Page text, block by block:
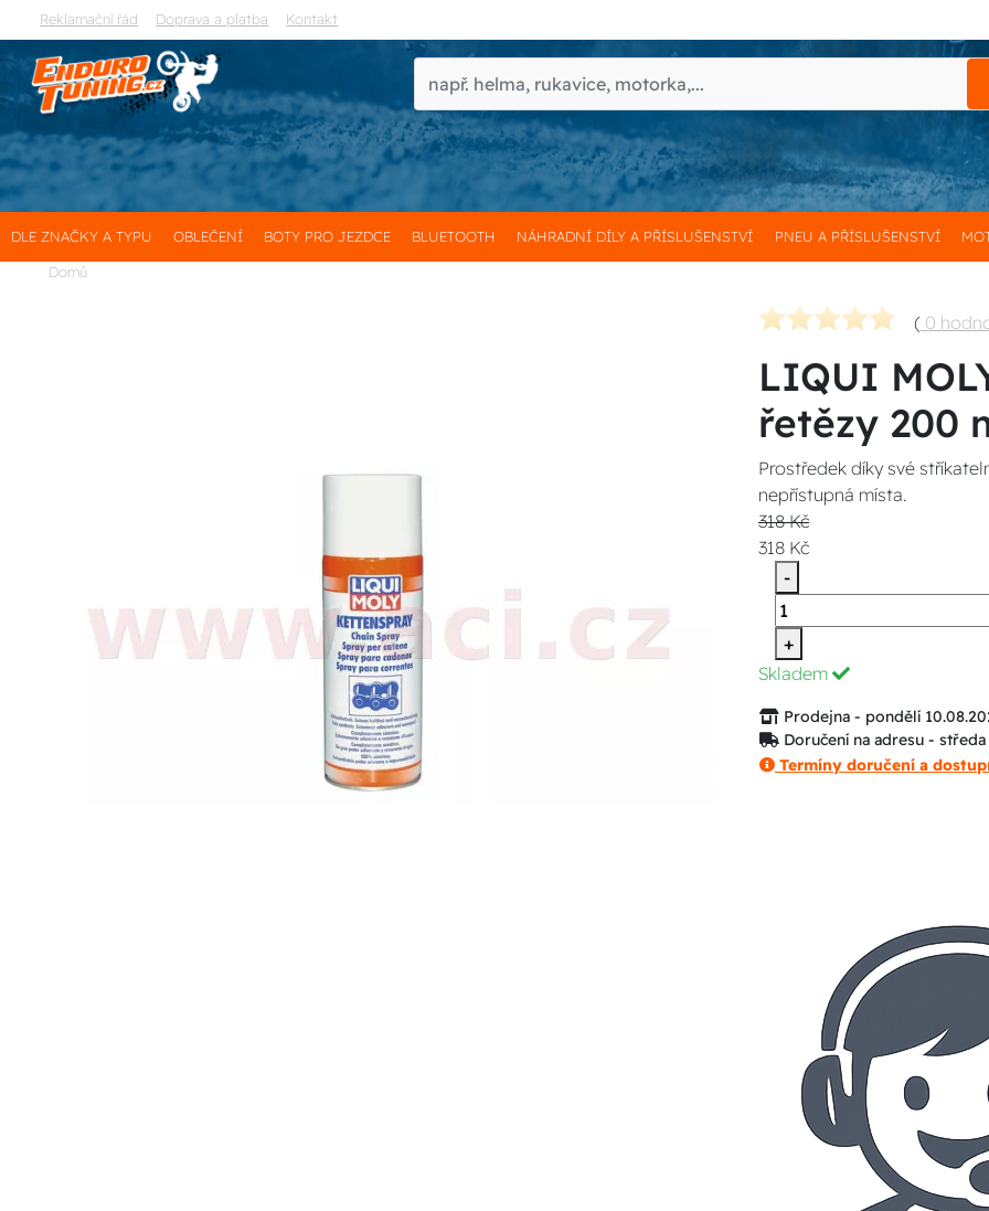
Reklamační řád Doprava a platba Kontakt
DLE ZNAČKY A TYPU OBLEČENÍ BOTY PRO JEZDCE BLUETOOTH NÁHRADNÍ DÍLY A PŘÍSLUŠENSTVÍ PNEU A PŘÍSLUŠENSTVÍ
Domů
( 0
LIQUI
řetězy 200
Prostředek díky své
nepřístupná místa.
318 Kč
318 Kč
-
+
Skladem
Prodejna - pondělí
Doručení na adresu - středa
Termíny doručení a